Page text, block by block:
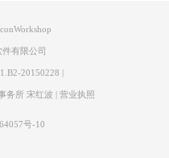
有限公司
20150228 |
务所 宋红波 | 营业执照
号-10